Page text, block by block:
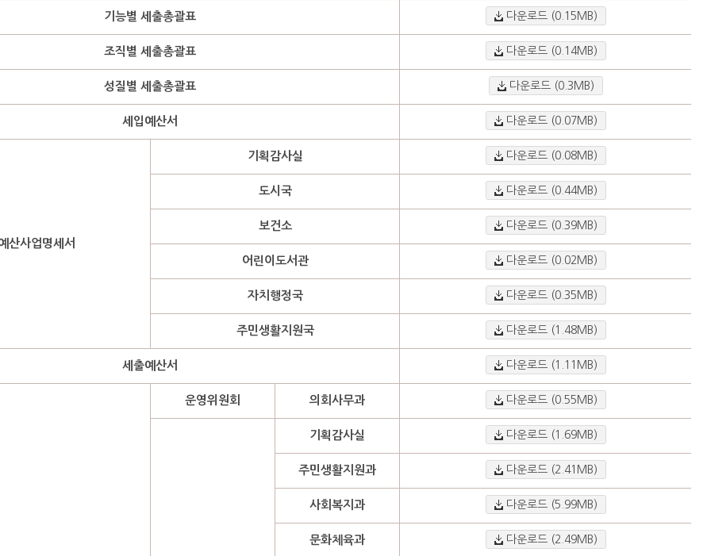
기능별 세출총괄표 다운로드 (0.15MB)
조직별 세출총괄표 다운로드 (0.14MB)
성질별 세출총괄표 다운로드 (0.3MB)
세입예산서 다운로드 (0.07MB)
산사업명세서
기획감사실 다운로드 (0.08MB)
도시국 다운로드 (0.44MB)
보건소 다운로드 (0.39MB)
어린이도서관 다운로드 (0.02MB)
자치행정국 다운로드 (0.35MB)
주민생활지원국 다운로드 (1.48MB)
세출예산서 다운로드 (1.11MB)
운영위원회 의회사무과 다운로드 (0.55MB)
기획감사실 다운로드 (1.69MB)
주민생활지원과 다운로드 (2.41MB)
사회복지과 다운로드 (5.99MB)
문화체육과 다운로드 (2.49MB)